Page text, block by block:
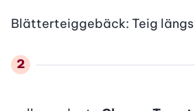
Blätterteiggebäck: Teig längs